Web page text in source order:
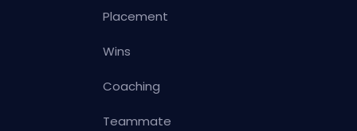
Placement
Wins
Coaching
Teammate